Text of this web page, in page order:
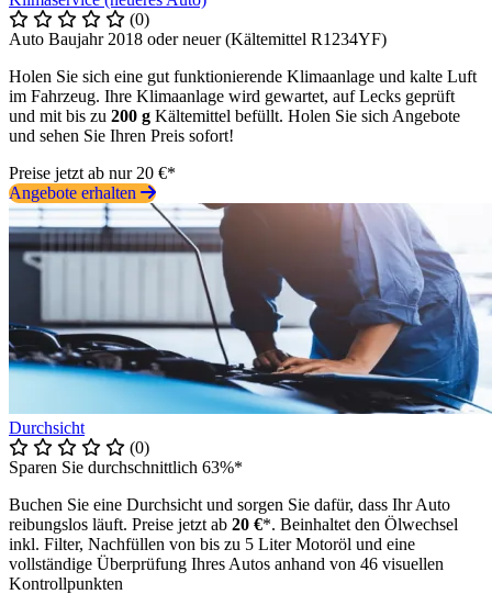
(0)
Auto Baujahr 2018 oder neuer (Kältemittel R1234YF)
Holen Sie sich eine gut funktionierende Klimaanlage und kalte Luft
im Fahrzeug. Ihre Klimaanlage wird gewartet, auf Lecks geprüft
und mit bis zu 200 g Kältemittel befüllt. Holen Sie sich Angebote
und sehen Sie Ihren Preis sofort!
Preise jetzt ab nur 20 €*
Angebote erhalten
Durchsicht
(0)
Sparen Sie durchschnittlich 63%*
Buchen Sie eine Durchsicht und sorgen Sie dafür, dass Ihr Auto
reibungslos läuft. Preise jetzt ab 20 €*. Beinhaltet den Ölwechsel
inkl. Filter, Nachfüllen von bis zu 5 Liter Motoröl und eine
vollständige Überprüfung Ihres Autos anhand von 46 visuellen
Kontrollpunkten